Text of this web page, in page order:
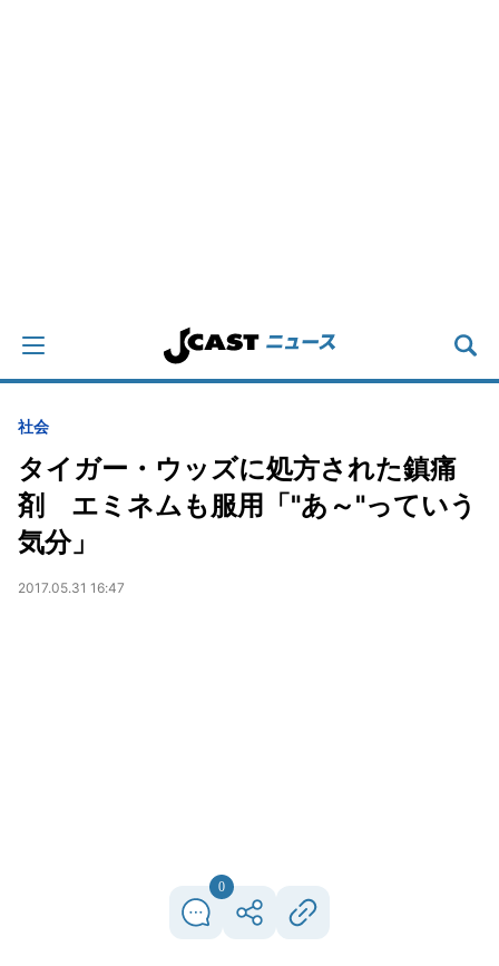
社会
タイガー・ウッズに処方された鎮痛
剤 エミネムも服用「"あ～"っていう
気分」
2017.05.31 16:47
0